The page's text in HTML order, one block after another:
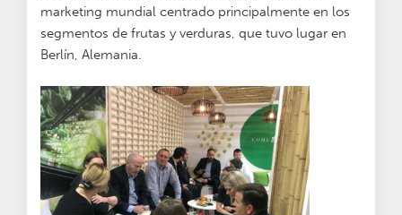
marketing mundial centrado principalmente en los
segmentos de frutas y verduras, que tuvo lugar en
Berlín, Alemania.